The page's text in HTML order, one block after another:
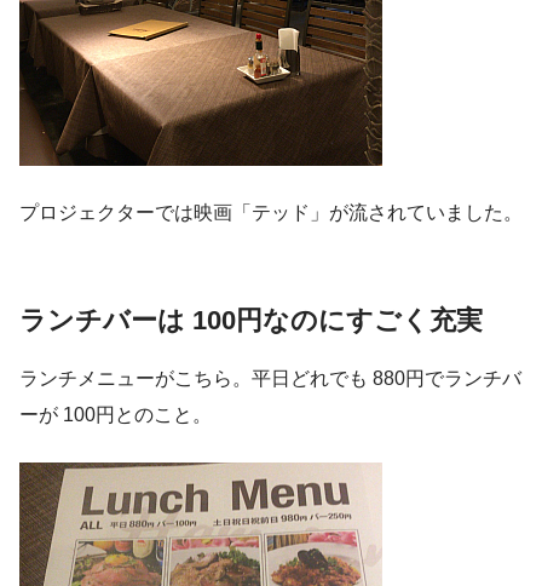
プロジェクターでは映画「テッド」が流されていました。
ランチバーは 100円なのにすごく充実
ランチメニューがこちら。平日どれでも 880円でランチバ
ーが 100円とのこと。